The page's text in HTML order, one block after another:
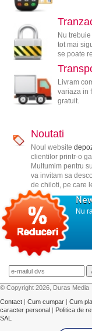
Nu
tot mai
se poate
Livram
variaza in
gratuit.
Noutati
Noul website
clientilor printr-o
Multumim pentru
va invitam sa
de chiloti, pe care
Nu
© Copyright 2026, Duras Media
Contact | Cum cumpar | Cum
caracter personal | Politica de
SAL